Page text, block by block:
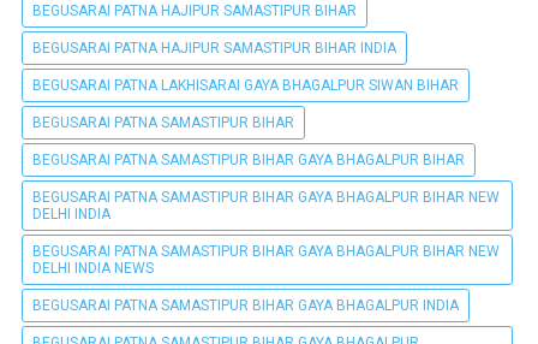
BEGUSARAI PATNA HAJIPUR SAMASTIPUR BIHAR
BEGUSARAI PATNA HAJIPUR SAMASTIPUR BIHAR INDIA
BEGUSARAI PATNA LAKHISARAI GAYA BHAGALPUR SIWAN BIHAR
BEGUSARAI PATNA SAMASTIPUR BIHAR
BEGUSARAI PATNA SAMASTIPUR BIHAR GAYA BHAGALPUR BIHAR
BEGUSARAI PATNA SAMASTIPUR BIHAR GAYA BHAGALPUR BIHAR NEW
DELHI INDIA
BEGUSARAI PATNA SAMASTIPUR BIHAR GAYA BHAGALPUR BIHAR NEW
DELHI INDIA NEWS
BEGUSARAI PATNA SAMASTIPUR BIHAR GAYA BHAGALPUR INDIA